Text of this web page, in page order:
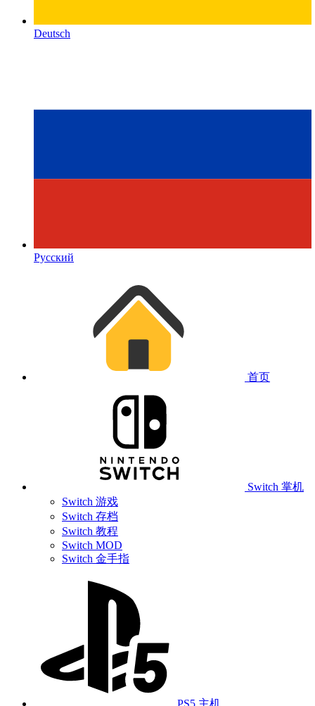
Deutsch
Русский
首页
Switch 掌机
Switch 游戏
Switch 存档
Switch 教程
Switch MOD
Switch 金手指